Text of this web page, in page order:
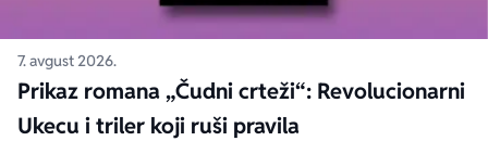
7. avgust 2026.
Prikaz romana „Čudni crteži“: Revolucionarni
Ukecu i triler koji ruši pravila